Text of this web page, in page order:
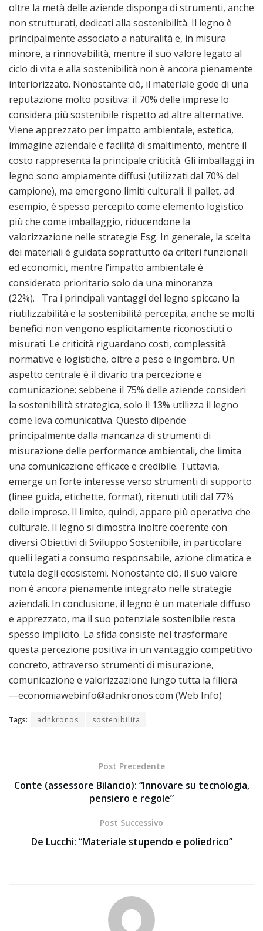
oltre la metà delle aziende disponga di strumenti, anche
non strutturati, dedicati alla sostenibilità. Il legno è
principalmente associato a naturalità e, in misura
minore, a rinnovabilità, mentre il suo valore legato al
ciclo di vita e alla sostenibilità non è ancora pienamente
interiorizzato. Nonostante ciò, il materiale gode di una
reputazione molto positiva: il 70% delle imprese lo
considera più sostenibile rispetto ad altre alternative.
Viene apprezzato per impatto ambientale, estetica,
immagine aziendale e facilità di smaltimento, mentre il
costo rappresenta la principale criticità. Gli imballaggi in
legno sono ampiamente diffusi (utilizzati dal 70% del
campione), ma emergono limiti culturali: il pallet, ad
esempio, è spesso percepito come elemento logistico
più che come imballaggio, riducendone la
valorizzazione nelle strategie Esg. In generale, la scelta
dei materiali è guidata soprattutto da criteri funzionali
ed economici, mentre l’impatto ambientale è
considerato prioritario solo da una minoranza
(22%). Tra i principali vantaggi del legno spiccano la
riutilizzabilità e la sostenibilità percepita, anche se molti
benefici non vengono esplicitamente riconosciuti o
misurati. Le criticità riguardano costi, complessità
normative e logistiche, oltre a peso e ingombro. Un
aspetto centrale è il divario tra percezione e
comunicazione: sebbene il 75% delle aziende consideri
la sostenibilità strategica, solo il 13% utilizza il legno
come leva comunicativa. Questo dipende
principalmente dalla mancanza di strumenti di
misurazione delle performance ambientali, che limita
una comunicazione efficace e credibile. Tuttavia,
emerge un forte interesse verso strumenti di supporto
(linee guida, etichette, format), ritenuti utili dal 77%
delle imprese. Il limite, quindi, appare più operativo che
culturale. Il legno si dimostra inoltre coerente con
diversi Obiettivi di Sviluppo Sostenibile, in particolare
quelli legati a consumo responsabile, azione climatica e
tutela degli ecosistemi. Nonostante ciò, il suo valore
non è ancora pienamente integrato nelle strategie
aziendali. In conclusione, il legno è un materiale diffuso
e apprezzato, ma il suo potenziale sostenibile resta
spesso implicito. La sfida consiste nel trasformare
questa percezione positiva in un vantaggio competitivo
concreto, attraverso strumenti di misurazione,
comunicazione e valorizzazione lungo tutta la filiera
—economiawebinfo@adnkronos.com (Web Info)
Tags: adnkronos sostenibilita
Post Precedente
Conte (assessore Bilancio): “Innovare su tecnologia,
pensiero e regole”
Post Successivo
De Lucchi: “Materiale stupendo e poliedrico”